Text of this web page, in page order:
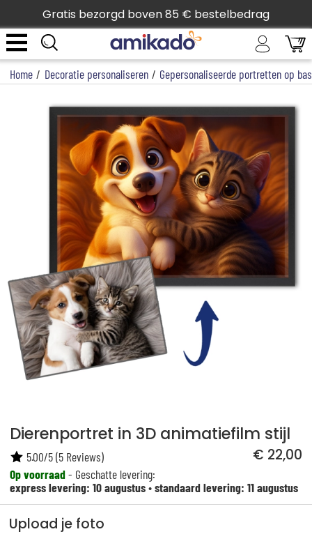
Gratis bezorgd boven 85 € bestelbedrag
Home / Decoratie personaliseren / Gepersonaliseerde portretten op
Dierenportret in 3D animatiefilm stijl
€ 22,00
Op voorraad- Geschatte levering:
express levering: 10 augustus•standaard levering: 11 augustus
5.00/5(5 Reviews)
Upload je foto